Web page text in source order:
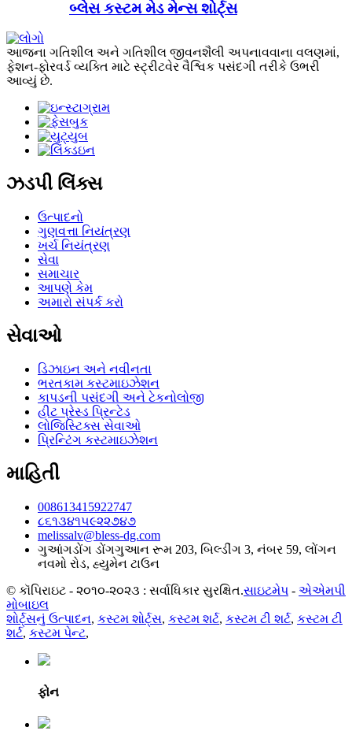
બ્લેસ કસ્ટમ મેડ મેન્સ શોર્ટ્સ
આજના ગતિશીલ અને ગતિશીલ જીવનશૈલી અપનાવવાના વલણમાં,
ફેશન-ફોરવર્ડ વ્યક્તિ માટે સ્ટ્રીટવેર વૈશ્વિક પસંદગી તરીકે ઉભરી
આવ્યું છે.
ઝડપી લિંક્સ
ઉત્પાદનો
ગુણવત્તા નિયંત્રણ
ખર્ચ નિયંત્રણ
સેવા
સમાચાર
આપણે કેમ
અમારો સંપર્ક કરો
સેવાઓ
ડિઝાઇન અને નવીનતા
ભરતકામ કસ્ટમાઇઝેશન
કાપડની પસંદગી અને ટેકનોલોજી
હીટ પ્રેસ્ડ પ્રિન્ટેડ
લોજિસ્ટિક્સ સેવાઓ
પ્રિન્ટિંગ કસ્ટમાઇઝેશન
માહિતી
008613415922747
૮૬૧૩૪૧૫૯૨૨૭૪૭
melissalv@bless-dg.com
ગુઆંગડોંગ ડોંગગુઆન રૂમ 203, બિલ્ડીંગ 3, નંબર 59, લોંગન
નવમો રોડ, હ્યુમેન ટાઉન
© કૉપિરાઇટ - ૨૦૧૦-૨૦૨૩ : સર્વાધિકાર સુરક્ષિત.સાઇટમેપ - એએમપી
મોબાઇલ
શોર્ટ્સનું ઉત્પાદન, કસ્ટમ શોર્ટ્સ, કસ્ટમ શર્ટ, કસ્ટમ ટી શર્ટ, કસ્ટમ ટી
શર્ટ, કસ્ટમ પેન્ટ,
ફોન